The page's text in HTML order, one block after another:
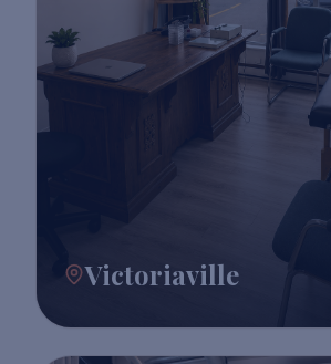
Victoriaville